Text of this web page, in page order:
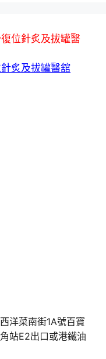
位針炙及拔罐醫
炙及拔罐醫舘
洋菜南街1A號百寶
站E2出口或港鐵油